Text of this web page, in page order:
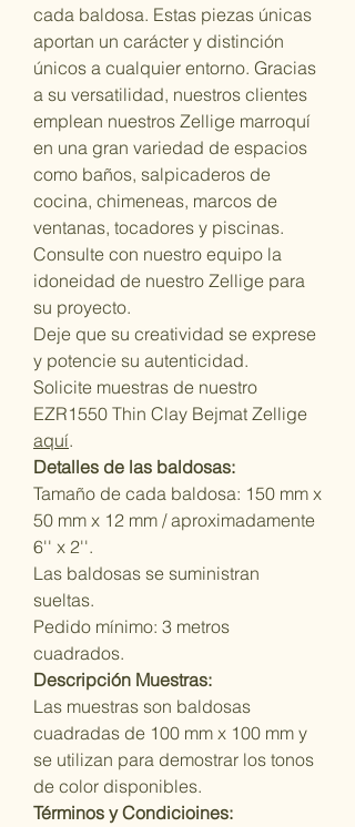
cada baldosa. Estas piezas únicas
aportan un carácter y distinción
únicos a cualquier entorno. Gracias
a su versatilidad, nuestros clientes
emplean nuestros Zellige marroquí
en una gran variedad de espacios
como baños, salpicaderos de
cocina, chimeneas, marcos de
ventanas, tocadores y piscinas.
Consulte con nuestro equipo la
idoneidad de nuestro Zellige para
su proyecto.
Deje que su creatividad se exprese
y potencie su autenticidad.
Solicite muestras de nuestro
EZR1550 Thin Clay Bejmat Zellige
aquí.
Detalles de las baldosas:
Tamaño de cada baldosa: 150 mm x
50 mm x 12 mm / aproximadamente
6'' x 2''.
Las baldosas se suministran
sueltas.
Pedido mínimo: 3 metros
cuadrados.
Descripción Muestras:
Las muestras son baldosas
cuadradas de 100 mm x 100 mm y
se utilizan para demostrar los tonos
de color disponibles.
Términos y Condicioines: